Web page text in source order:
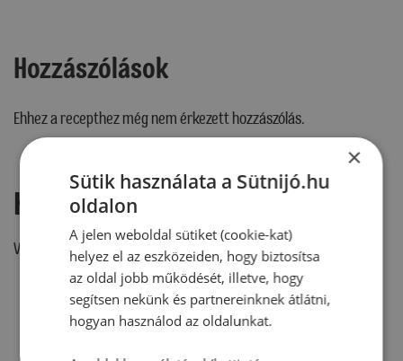
Hozzászólások
Ehhez a recepthez még nem érkezett hozzászólás.
Hozzászólás írása
Vélemény írásához, kérjük, jelentkezz be!
RECEPTAJÁNLÓ
×
Sütik használata a Sütnijó.hu
oldalon
A jelen weboldal sütiket (cookie-kat)
helyez el az eszközeiden, hogy biztosítsa
az oldal jobb működését, illetve, hogy
segítsen nekünk és partnereinknek átlátni,
hogyan használod az oldalunkat.